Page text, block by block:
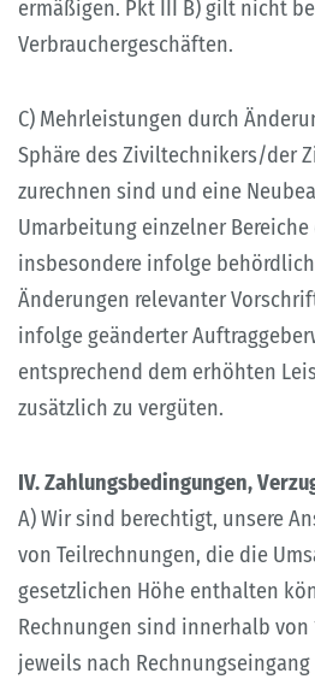
ermäßigen. Pkt III B) gilt nicht
Verbrauchergeschäften.
C) Mehrleistungen durch
Sphäre des Ziviltechnikers/der
zurechnen sind und eine
Umarbeitung einzelner
insbesondere infolge
Änderungen relevanter
infolge geänderter
entsprechend dem erhöhten
zusätzlich zu vergüten.
IV. Zahlungsbedingungen,
A) Wir sind berechtigt, unsere
von Teilrechnungen, die die
gesetzlichen Höhe enthalten
Rechnungen sind innerhalb von
jeweils nach